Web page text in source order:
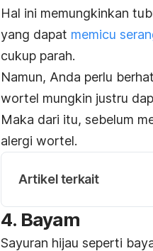
Hal ini memungkinkan
yang dapat memicu
cukup parah.
Namun, Anda perlu
wortel mungkin justru
Maka dari itu, sebelum
alergi wortel.
Artikel terkait
4. Bayam
Sayuran hijau seperti